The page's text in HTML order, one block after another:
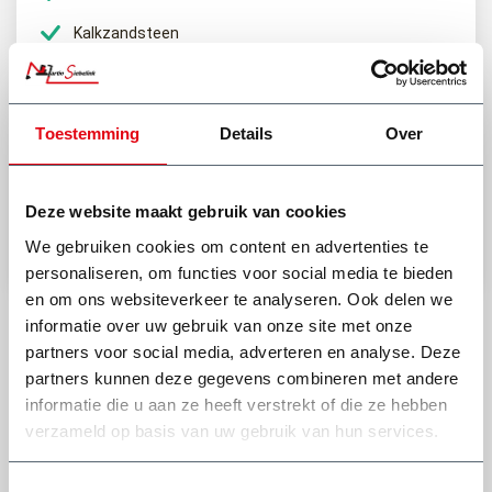
Toestemming Details Over
Deze website maakt gebruik van cookies
We gebruiken cookies om content en advertenties te
personaliseren, om functies voor social media te bieden
en om ons websiteverkeer te analyseren. Ook delen we
informatie over uw gebruik van onze site met onze
partners voor social media, adverteren en analyse. Deze
partners kunnen deze gegevens combineren met andere
informatie die u aan ze heeft verstrekt of die ze hebben
verzameld op basis van uw gebruik van hun services.
Kalkzandsteen
Stel je vraag aan Dick
Bekijk onze andere type afvalcontainers
Wat onze klanten zeggen